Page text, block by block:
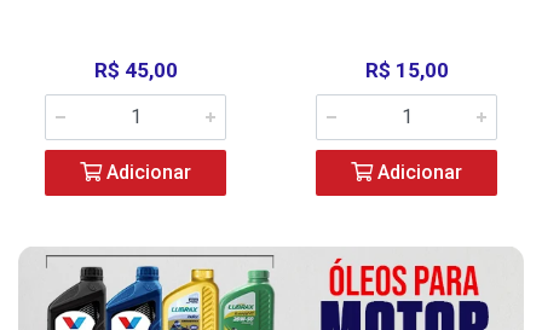
R$ 45,00
Adicionar
R$ 15,00
Adicionar